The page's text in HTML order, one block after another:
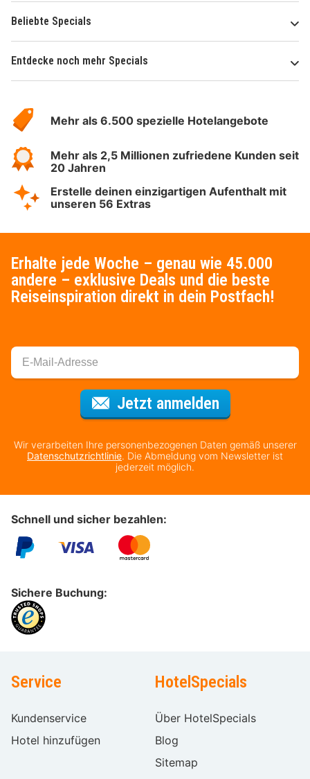
Beliebte Specials
Entdecke noch mehr Specials
Hotelspecials
Mehr als 6.500 spezielle Hotelangebote
Mehr als 2,5 Millionen zufriedene Kunden seit
20 Jahren
Erstelle deinen einzigartigen Aufenthalt mit
unseren 56 Extras
Erhalte jede Woche – genau wie 45.000
andere – exklusive Deals und die beste
Reiseinspiration direkt in dein Postfach!
Jetzt anmeldenFür den
Wir verarbeiten Ihre personenbezogenen Daten gemäß unserer
Datenschutzrichtlinie. Die Abmeldung vom Newsletter ist
jederzeit möglich.
Schnell und sicher bezahlen:
Sichere Buchung:
Service
Kundenservice
Hotel hinzufügen
HotelSpecials
Über HotelSpecials
Blog
Sitemap